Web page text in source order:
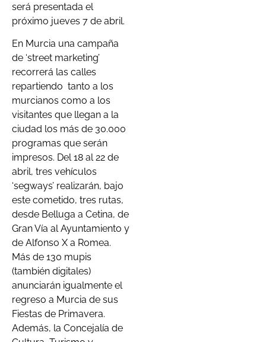
será presentada el
próximo jueves 7 de abril.
En Murcia una campaña
de ‘street marketing’
recorrerá las calles
repartiendo tanto a los
murcianos como a los
visitantes que llegan a la
ciudad los más de 30.000
programas que serán
impresos. Del 18 al 22 de
abril, tres vehículos
‘segways’ realizarán, bajo
este cometido, tres rutas,
desde Belluga a Cetina, de
Gran Vía al Ayuntamiento y
de Alfonso X a Romea.
Más de 130 mupis
(también digitales)
anunciarán igualmente el
regreso a Murcia de sus
Fiestas de Primavera.
Además, la Concejalía de